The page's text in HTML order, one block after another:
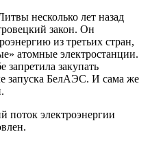
несколько лет назад
закон. Он
из третьих стран,
атомные электростанции.
закупать
запуска БелАЭС. И сама же
поток электроэнергии